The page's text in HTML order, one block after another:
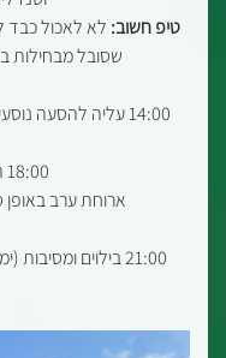
טיפ חשוב: לא לאכול כבד
שסובל מבחילות
14:00 עליה להסעה נוסעים חזרה לעיירה. (נסיעה של כ 3 שעות)
18:00 הגעה משוערת למלון
ארוחת ערב באופן
21:00 בילוים ומסיבות (ימסרו אליכם באותו היום באופן ספונטני)